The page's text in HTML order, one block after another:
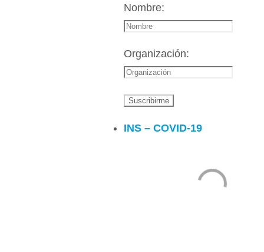
Nombre:
Organización:
INS – COVID-19